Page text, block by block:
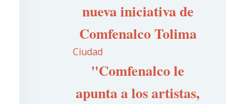
nueva iniciativa de
Comfenalco Tolima
Ciudad
"Comfenalco le
apunta a los artistas,